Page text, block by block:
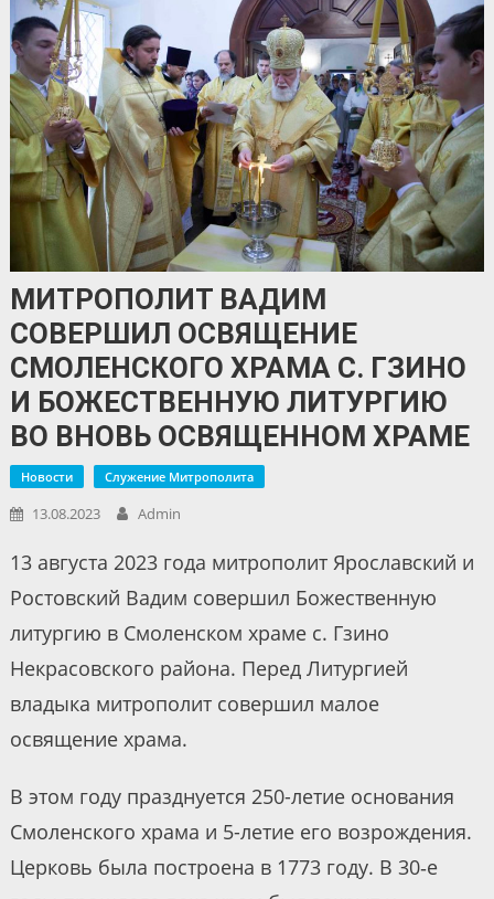
МИТРОПОЛИТ ВАДИМ
СОВЕРШИЛ ОСВЯЩЕНИЕ
СМОЛЕНСКОГО ХРАМА С. ГЗИНО
И БОЖЕСТВЕННУЮ ЛИТУРГИЮ
ВО ВНОВЬ ОСВЯЩЕННОМ ХРАМЕ
Новости Служение Митрополита
13.08.2023 Admin
13 августа 2023 года митрополит Ярославский и
Ростовский Вадим совершил Божественную
литургию в Смоленском храме с. Гзино
Некрасовского района. Перед Литургией
владыка митрополит совершил малое
освящение храма.
В этом году празднуется 250-летие основания
Смоленского храма и 5-летие его возрождения.
Церковь была построена в 1773 году. В 30‑е